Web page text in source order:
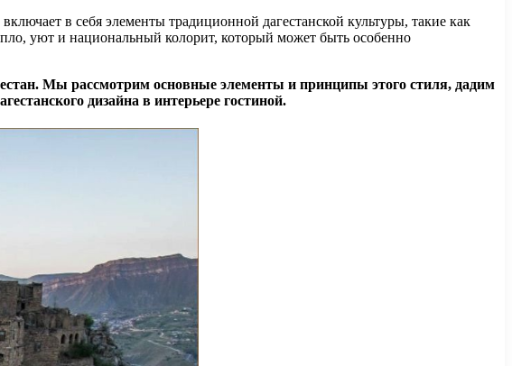
в себя элементы традиционной дагестанской культуры, такие как
уют и национальный колорит, который может быть особенно
Мы рассмотрим основные элементы и принципы этого стиля, дадим
дизайна в интерьере гостиной.